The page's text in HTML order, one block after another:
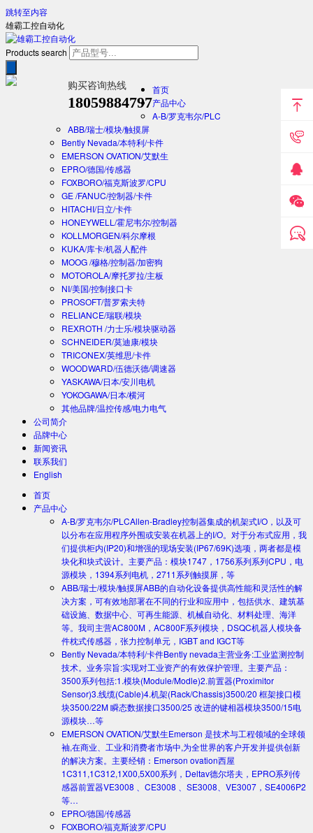
跳转至内容
雄霸工控自动化
Products search
购买咨询热线
18059884797
首页
产品中心
A-B/罗克韦尔/PLC
ABB/瑞士/模块/触摸屏
Bently Nevada/本特利/卡件
EMERSON OVATION/艾默生
EPRO/德国/传感器
FOXBORO/福克斯波罗/CPU
GE /FANUC/控制器/卡件
HITACHI/日立/卡件
HONEYWELL/霍尼韦尔/控制器
KOLLMORGEN/科尔摩根
KUKA/库卡/机器人配件
MOOG /穆格/控制器/加密狗
MOTOROLA/摩托罗拉/主板
NI/美国/控制接口卡
PROSOFT/普罗索夫特
RELIANCE/瑞联/模块
REXROTH /力士乐/模块驱动器
SCHNEIDER/莫迪康/模块
TRICONEX/英维思/卡件
WOODWARD/伍德沃德/调速器
YASKAWA/日本/安川电机
YOKOGAWA/日本/横河
其他品牌/温控传感/电力电气
公司简介
品牌中心
新闻资讯
联系我们
English
首页
产品中心
A-B/罗克韦尔/PLCAllen-Bradley控制器集成的机架式I/O，以及可
以分布在应用程序外围或安装在机器上的I/O。对于分布式应用，我
们提供柜内(IP20)和增强的现场安装(IP67/69K)选项，两者都是模
块化和块式设计。主要产品：模块1747，1756系列系列CPU，电
源模块，1394系列电机，2711系列触摸屏，等
ABB/瑞士/模块/触摸屏ABB的自动化设备提供高性能和灵活性的解
决方案，可有效地部署在不同的行业和应用中，包括供水、建筑基
础设施、数据中心、可再生能源、机械自动化、材料处理、海洋
等。我司主营AC800M，AC800F系列模块，DSQC机器人模块备
件枕式传感器，张力控制单元，IGBT and IGCT等
Bently Nevada/本特利/卡件Bently nevada主营业务:工业监测控制
技术。业务宗旨:实现对工业资产的有效保护管理。主要产品：
3500系列包括:1.模块(Module/Modle)2.前置器(Proximitor
Sensor)3.线缆(Cable)4.机架(Rack/Chassis)3500/20 框架接口模
块3500/22M 瞬态数据接口3500/25 改进的键相器模块3500/15电
源模块…等
EMERSON OVATION/艾默生Emerson 是技术与工程领域的全球领
袖,在商业、工业和消费者市场中,为全世界的客户开发并提供创新
的解决方案。主要经销：Emerson ovation西屋
1C311,1C312,1X00,5X00系列，Deltav德尔塔夫，EPRO系列传
感器前置器VE3008 、CE3008 、SE3008、VE3007，SE4006P2
等…
EPRO/德国/传感器
FOXBORO/福克斯波罗/CPU